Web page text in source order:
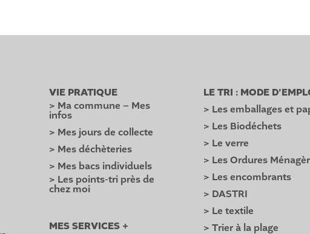
VIE PRATIQUE
> Ma commune – Mes
infos
> Mes jours de collecte
> Mes déchèteries
> Mes bacs individuels
> Les points-tri près de
chez moi
MES SERVICES +
LE TRI : MODE
> Les emballages et
> Les Biodéchets
> Le verre
> Les Ordures
> Les encombrants
> DASTRI
> Le textile
> Trier à la plage